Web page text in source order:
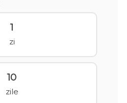
1
zi
10
zile